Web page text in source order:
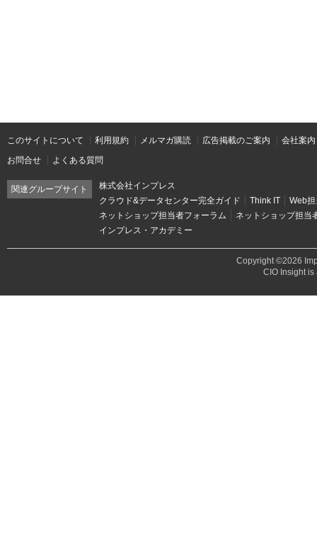
このサイトについて 利用規約 メルマガ購読 広告掲載のご案内
会社案内
お問合せ
よくある質問
関連グループサイト
株式会社インプレス
クラウド&データセンター完全ガイド
Think IT
Web
ネットショップ担当者フォーラム
ネットショップ担当
インプレス・アカデミー
Copyright ©2026
CIO Insight is